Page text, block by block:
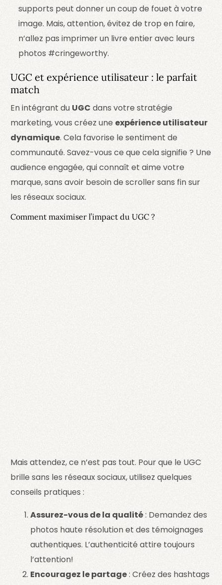
supports peut donner un coup de fouet à votre
image. Mais, attention, évitez de trop en faire,
n’allez pas imprimer un livre entier avec leurs
photos #cringeworthy.
UGC et expérience utilisateur : le parfait
match
En intégrant du UGC dans votre stratégie
marketing, vous créez une expérience utilisateur
dynamique. Cela favorise le sentiment de
communauté. Savez-vous ce que cela signifie ? Une
audience engagée, qui connaît et aime votre
marque, sans avoir besoin de scroller sans fin sur
les réseaux sociaux.
Comment maximiser l’impact du UGC ?
Mais attendez, ce n’est pas tout. Pour que le UGC
brille sans les réseaux sociaux, utilisez quelques
conseils pratiques :
Assurez-vous de la qualité: Demandez des
photos haute résolution et des témoignages
authentiques. L’authenticité attire toujours
l’attention!
Encouragez le partage: Créez des hashtags